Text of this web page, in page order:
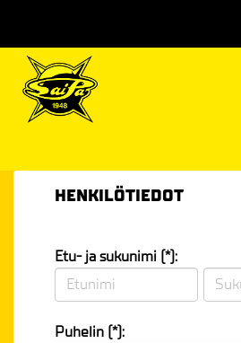
HENKILÖTIEDOT
Etu- ja sukunimi (*):
Puhelin (*):